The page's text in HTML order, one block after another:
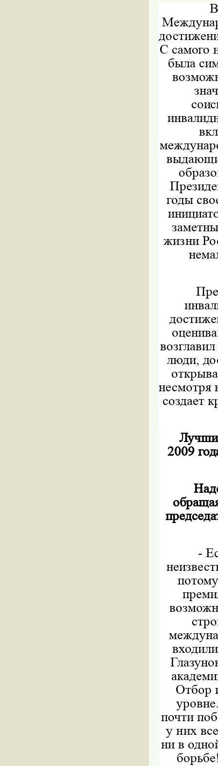
С самого
была
годы
жизни
люди,
несмотря
создает
2009
-
Отбор
почти
у них
ни в